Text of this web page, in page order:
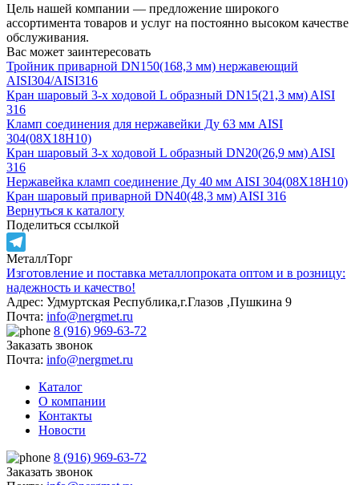
Цель нашей компании — предложение широкого
ассортимента товаров и услуг на постоянно высоком качестве
обслуживания.
Вас может заинтересовать
Тройник приварной DN150(168,3 мм) нержавеющий
AISI304/AISI316
Кран шаровый 3-х ходовой L образный DN15(21,3 мм) AISI
316
Кламп соединения для нержавейки Ду 63 мм AISI
304(08Х18Н10)
Кран шаровый 3-х ходовой L образный DN20(26,9 мм) AISI
316
Нержавейка кламп соединение Ду 40 мм AISI 304(08Х18Н10)
Кран шаровый приварной DN40(48,3 мм) AISI 316
Вернуться к каталогу
Поделиться ссылкой
Telegram
МеталлТорг
Изготовление и поставка металлопроката оптом и в розницу:
надежность и качество!
Адрес: Удмуртская Республика,г.Глазов ,Пушкина 9
Почта: info@nergmet.ru
8 (916) 969-63-72
Заказать звонок
Почта: info@nergmet.ru
Каталог
О компании
Контакты
Новости
8 (916) 969-63-72
Заказать звонок